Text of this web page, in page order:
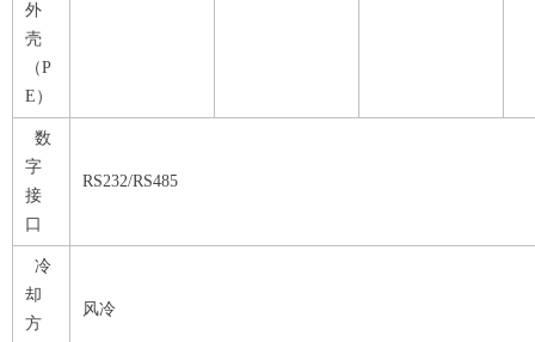
外
壳
（P
E）
数
字
接
口
RS232/RS485
冷
却
方
风冷